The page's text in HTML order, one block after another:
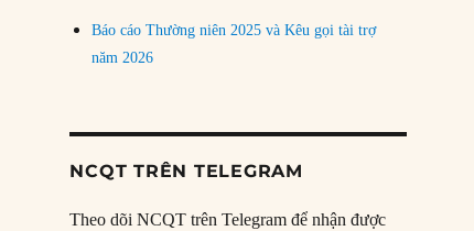
Báo cáo Thường niên 2025 và Kêu gọi tài trợ
năm 2026
NCQT TRÊN TELEGRAM
Theo dõi NCQT trên Telegram để nhận được